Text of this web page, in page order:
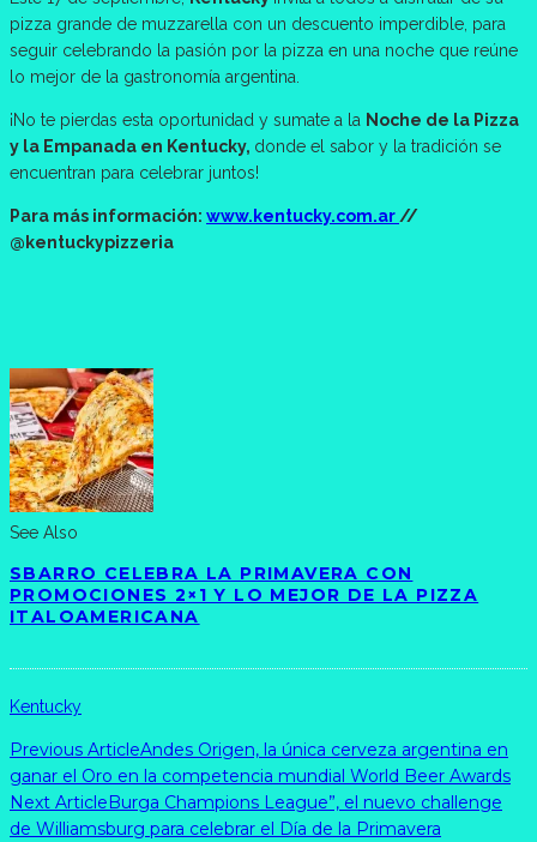
pizza grande de muzzarella con un descuento imperdible, para
seguir celebrando la pasión por la pizza en una noche que reúne
lo mejor de la gastronomía argentina.
¡No te pierdas esta oportunidad y sumate a la Noche de la Pizza
y la Empanada en Kentucky, donde el sabor y la tradición se
encuentran para celebrar juntos!
Para más información: www.kentucky.com.ar//
@kentuckypizzeria
See Also
SBARRO CELEBRA LA PRIMAVERA CON
PROMOCIONES 2×1 Y LO MEJOR DE LA PIZZA
ITALOAMERICANA
Kentucky
Previous ArticleAndes Origen, la única cerveza argentina en
ganar el Oro en la competencia mundial World Beer Awards
Next Article Burga Champions League”, el nuevo challenge
de Williamsburg para celebrar el Día de la Primavera